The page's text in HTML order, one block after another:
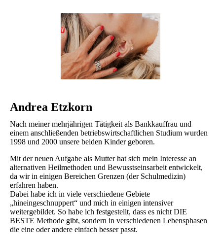
Andrea Etzkorn
Nach meiner mehrjährigen Tätigkeit als Bankkauffrau und
einem anschließenden betriebswirtschaftlichen Studium wurden
1998 und 2000 unsere beiden Kinder geboren.
Mit der neuen Aufgabe als Mutter hat sich mein Interesse an
alternativen Heilmethoden und Bewusstseinsarbeit entwickelt,
da wir in einigen Bereichen Grenzen (der Schulmedizin)
erfahren haben.
Dabei habe ich in viele verschiedene Gebiete
„hineingeschnuppert“ und mich in einigen intensiver
weitergebildet. So habe ich festgestellt, dass es nicht DIE
BESTE Methode gibt, sondern in verschiedenen Lebensphasen
die eine oder andere einfach besser passt.